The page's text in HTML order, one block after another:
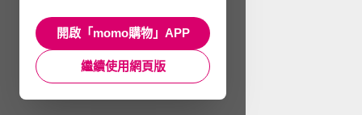
開啟「momo購物」APP
繼續使用網頁版